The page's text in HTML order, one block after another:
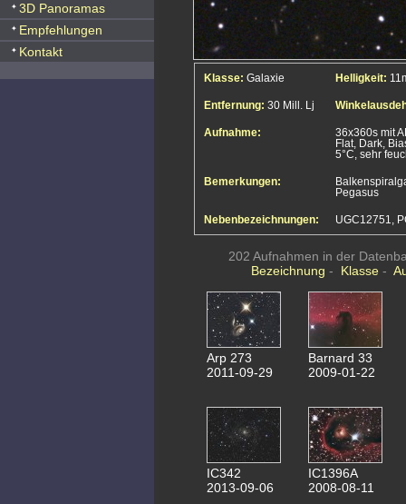
3D Panoramas
Empfehlungen
Kontakt
Klasse: Galaxie Helligkeit:
Entfernung: 30 Mill. Lj
Aufnahme:
36x360s mit
Flat, Dark,
5°C, sehr
Bemerkungen:
Pegasus
Nebenbezeichnungen: UGC12751,
202 Aufnahmen in der
Bezeichnung - Klasse -
Arp 273
2011-09-29
Barnard 33
2009-01-22
IC342
2013-09-06
IC1396A
2008-08-11